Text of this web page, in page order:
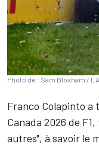
Photo de : Sam Bloxham /
Franco Colapinto a
Canada 2026 de
autres", à savoir le